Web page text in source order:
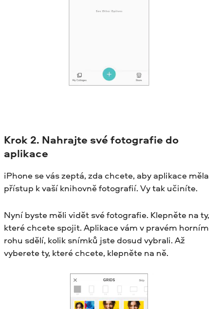
Krok 2. Nahrajte své fotografie do
aplikace
iPhone se vás zeptá, zda chcete, aby aplikace měla
přístup k vaší knihovně fotografií. Vy tak učiníte.
Nyní byste měli vidět své fotografie. Klepněte na ty,
které chcete spojit. Aplikace vám v pravém horním
rohu sdělí, kolik snímků jste dosud vybrali. Až
vyberete ty, které chcete, klepněte na ně.